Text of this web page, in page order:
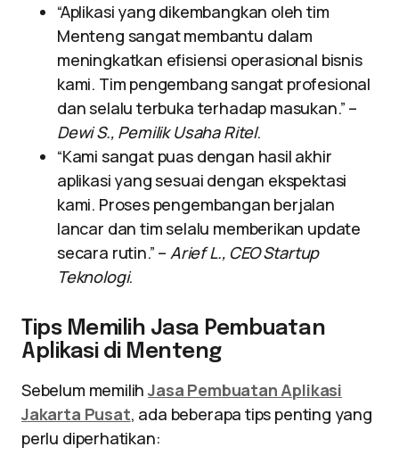
“Aplikasi yang dikembangkan oleh tim
Menteng sangat membantu dalam
meningkatkan efisiensi operasional bisnis
kami. Tim pengembang sangat profesional
dan selalu terbuka terhadap masukan.” –
Dewi S., Pemilik Usaha Ritel.
“Kami sangat puas dengan hasil akhir
aplikasi yang sesuai dengan ekspektasi
kami. Proses pengembangan berjalan
lancar dan tim selalu memberikan update
secara rutin.” – Arief L., CEO Startup
Teknologi.
Tips Memilih Jasa Pembuatan
Aplikasi di Menteng
Sebelum memilihJasa Pembuatan Aplikasi
Jakarta Pusat, ada beberapa tips penting yang
perlu diperhatikan: